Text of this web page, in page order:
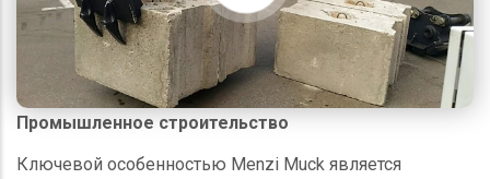
Промышленное строительство
Ключевой особенностью Menzi Muck является